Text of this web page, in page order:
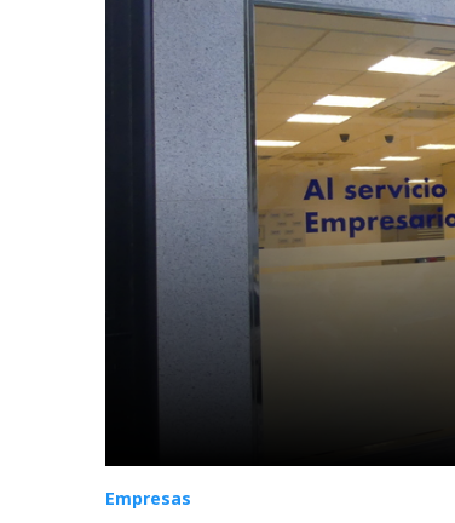
Empresas